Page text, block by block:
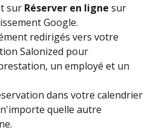
sur Réserver en ligne sur
Google.
redirigés vers votre
Salonized pour
un employé et un
dans votre calendrier
quelle autre